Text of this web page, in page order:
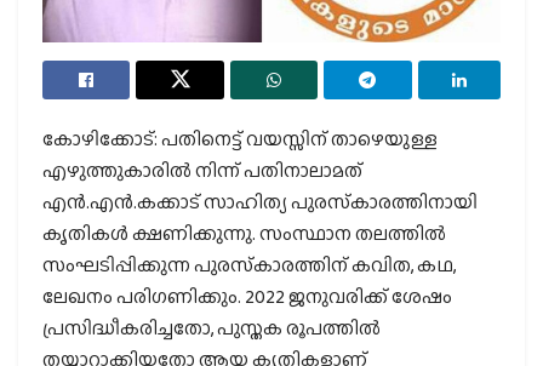
കോഴിക്കോട്: പതിനെട്ട് വയസ്സിന് താഴെയുള്ള
എഴുത്തുകാരിൽ നിന്ന് പതിനാലാമത്
എൻ.എൻ.കക്കാട് സാഹിത്യ പുരസ്‌കാരത്തിനായി
കൃതികൾ ക്ഷണിക്കുന്നു. സംസ്ഥാന തലത്തിൽ
സംഘടിപ്പിക്കുന്ന പുരസ്‌കാരത്തിന് കവിത, കഥ,
ലേഖനം പരിഗണിക്കും. 2022 ജനുവരിക്ക് ശേഷം
പ്രസിദ്ധീകരിച്ചതോ, പുസ്തക രൂപത്തിൽ
തയ്യാറാക്കിയതോ ആയ കൃതികളാണ്